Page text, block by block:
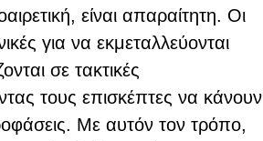
είναι απαραίτητη. Οι
για να εκμεταλλεύονται
σε τακτικές
τους επισκέπτες να κάνουν
Με αυτόν τον τρόπο,